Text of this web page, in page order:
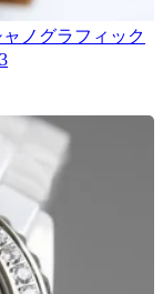
ノグラフィック